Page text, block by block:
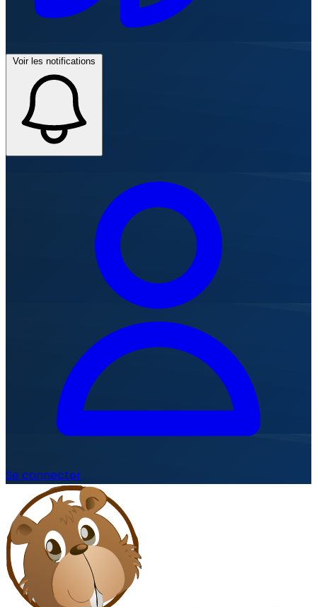
Voir les notifications
Se connecter